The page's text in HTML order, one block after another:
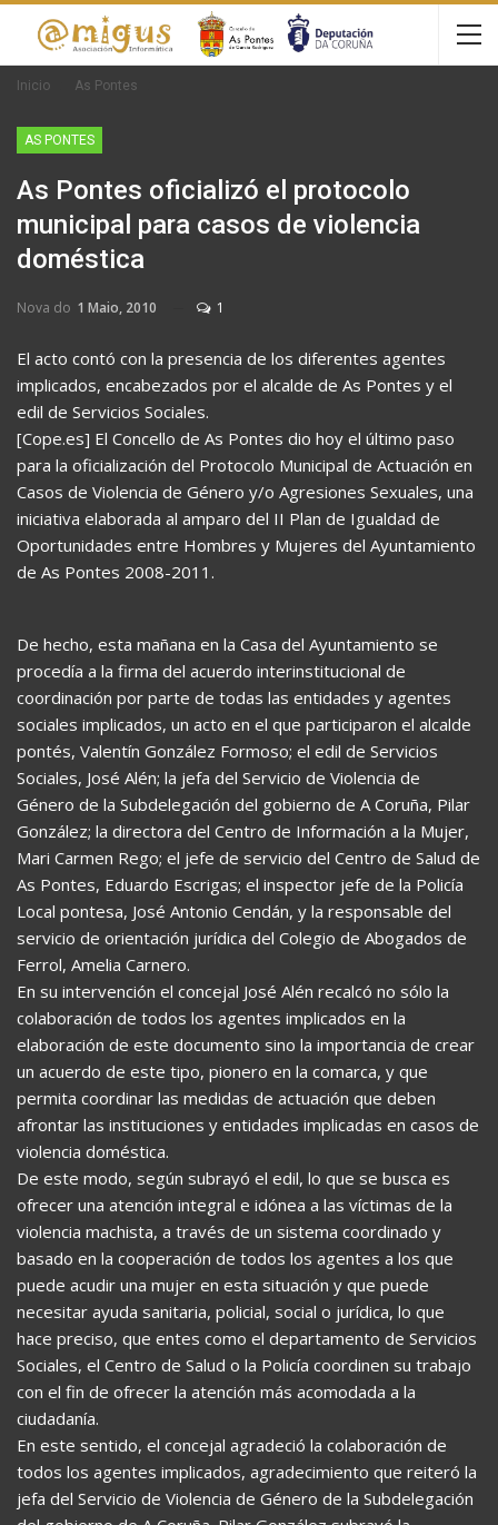
Inicio As Pontes
AS PONTES
As Pontes oficializó el protocolo
municipal para casos de violencia
doméstica
Nova do 1 Maio, 2010 1
El acto contó con la presencia de los diferentes agentes
implicados, encabezados por el alcalde de As Pontes y el
edil de Servicios Sociales.
[Cope.es] El Concello de As Pontes dio hoy el último paso
para la oficialización del Protocolo Municipal de Actuación en
Casos de Violencia de Género y/o Agresiones Sexuales, una
iniciativa elaborada al amparo del II Plan de Igualdad de
Oportunidades entre Hombres y Mujeres del Ayuntamiento
de As Pontes 2008-2011.
De hecho, esta mañana en la Casa del Ayuntamiento se
procedía a la firma del acuerdo interinstitucional de
coordinación por parte de todas las entidades y agentes
sociales implicados, un acto en el que participaron el alcalde
pontés, Valentín González Formoso; el edil de Servicios
Sociales, José Alén; la jefa del Servicio de Violencia de
Género de la Subdelegación del gobierno de A Coruña, Pilar
González; la directora del Centro de Información a la Mujer,
Mari Carmen Rego; el jefe de servicio del Centro de Salud de
As Pontes, Eduardo Escrigas; el inspector jefe de la Policía
Local pontesa, José Antonio Cendán, y la responsable del
servicio de orientación jurídica del Colegio de Abogados de
Ferrol, Amelia Carnero.
En su intervención el concejal José Alén recalcó no sólo la
colaboración de todos los agentes implicados en la
elaboración de este documento sino la importancia de crear
un acuerdo de este tipo, pionero en la comarca, y que
permita coordinar las medidas de actuación que deben
afrontar las instituciones y entidades implicadas en casos de
violencia doméstica.
De este modo, según subrayó el edil, lo que se busca es
ofrecer una atención integral e idónea a las víctimas de la
violencia machista, a través de un sistema coordinado y
basado en la cooperación de todos los agentes a los que
puede acudir una mujer en esta situación y que puede
necesitar ayuda sanitaria, policial, social o jurídica, lo que
hace preciso, que entes como el departamento de Servicios
Sociales, el Centro de Salud o la Policía coordinen su trabajo
con el fin de ofrecer la atención más acomodada a la
ciudadanía.
En este sentido, el concejal agradeció la colaboración de
todos los agentes implicados, agradecimiento que reiteró la
jefa del Servicio de Violencia de Género de la Subdelegación